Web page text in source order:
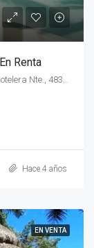
Renta
Hace 4 años
EN VENTA